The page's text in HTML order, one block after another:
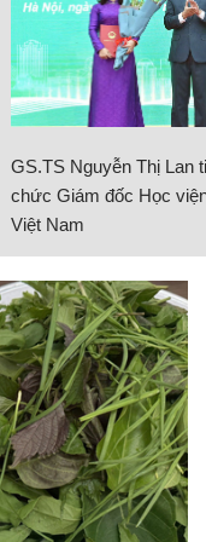
GS.TS Nguyễn Thị Lan
chức Giám đốc Học
Việt Nam